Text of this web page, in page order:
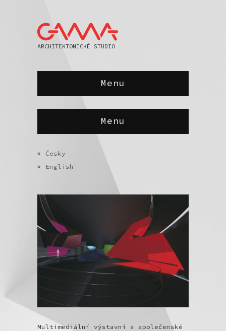
ARCHITEKTONICKÉ STUDIO
Menu
Menu
Česky
English
Multimediální výstavní a společenské